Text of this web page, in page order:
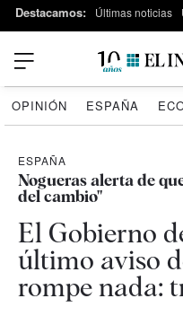
Destacamos: Últimas noticias
OPINIÓN ESPAÑA
ESPAÑA
Nogueras alerta de
del cambio"
El Gobierno
último aviso
rompe nada: